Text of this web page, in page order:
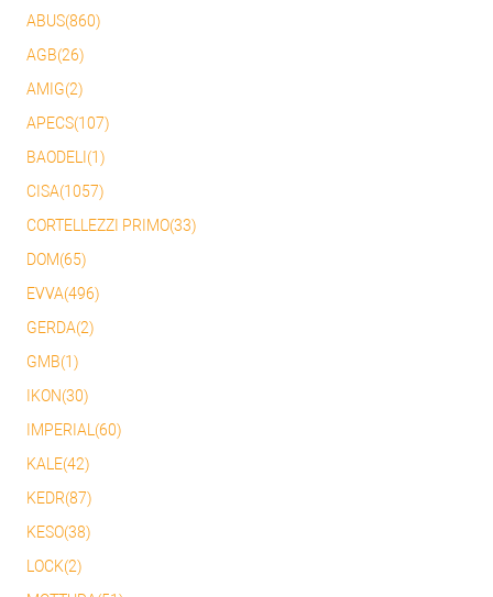
ABUS(860)
AGB(26)
AMIG(2)
APECS(107)
BAODELI(1)
CISA(1057)
CORTELLEZZI PRIMO(33)
DOM(65)
EVVA(496)
GERDA(2)
GMB(1)
IKON(30)
IMPERIAL(60)
KALE(42)
KEDR(87)
KESO(38)
LOCK(2)